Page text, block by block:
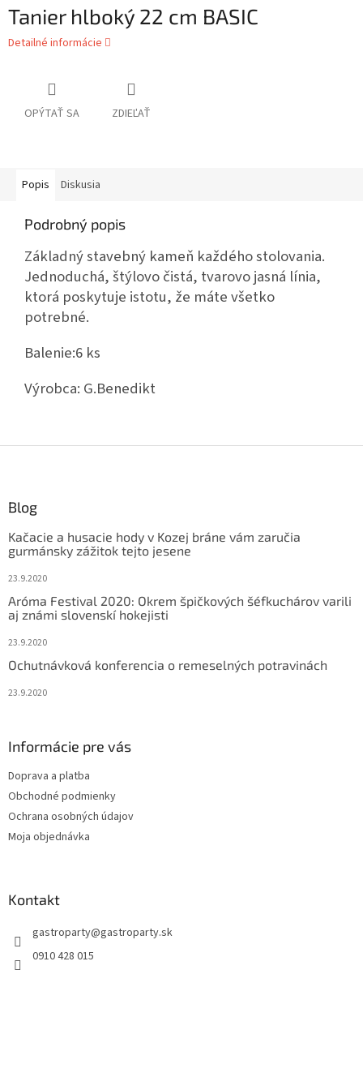
Tanier hlboký 22 cm BASIC
Detailné informácie
OPÝTAŤ SA ZDIEĽAŤ
Popis Diskusia
Podrobný popis
Základný stavebný kameň každého stolovania.
Jednoduchá, štýlovo čistá, tvarovo jasná línia,
ktorá poskytuje istotu, že máte všetko
potrebné.
Balenie:6 ks
Výrobca: G.Benedikt
Blog
Kačacie a husacie hody v Kozej bráne vám zaručia
gurmánsky zážitok tejto jesene
23.9.2020
Aróma Festival 2020: Okrem špičkových šéfkuchárov varili
aj známi slovenskí hokejisti
23.9.2020
Ochutnávková konferencia o remeselných potravinách
23.9.2020
Informácie pre vás
Doprava a platba
Obchodné podmienky
Ochrana osobných údajov
Moja objednávka
Kontakt
gastroparty@gastroparty.sk
0910 428 015